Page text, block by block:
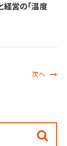
経営の「温度
次へ